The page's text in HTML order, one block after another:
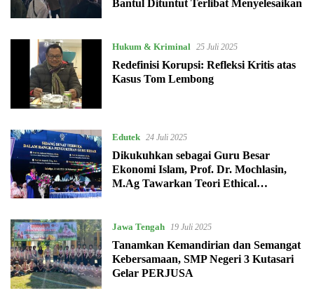
Bantul Dituntut Terlibat Menyelesaikan
Hukum & Kriminal 25 Juli 2025
Redefinisi Korupsi: Refleksi Kritis atas
Kasus Tom Lembong
Edutek 24 Juli 2025
Dikukuhkan sebagai Guru Besar
Ekonomi Islam, Prof. Dr. Mochlasin,
M.Ag Tawarkan Teori Ethical
Jawa Tengah 19 Juli 2025
Tanamkan Kemandirian dan Semangat
Kebersamaan, SMP Negeri 3 Kutasari
Gelar PERJUSA